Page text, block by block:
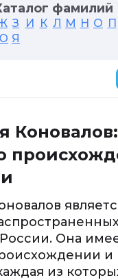
фамилий
З И К Л М Н О П
Я
Коновалов:
Она
и
из